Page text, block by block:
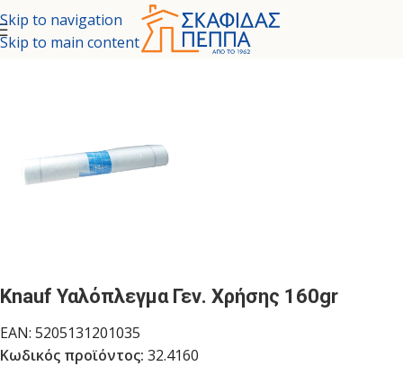
Skip to navigation
Skip to main content
ΕΞΩΤΕΡΙΚΗΣ ΘΕΡΜΟΠΡΟΣΟΨΗΣ
Knauf Υαλόπλεγμα Γεν. Χρήσης 160gr
EAN: 5205131201035
Κωδικός προϊόντος: 32.4160